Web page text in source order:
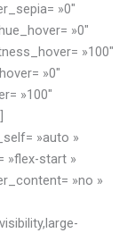
»0″
»0″
»100″
»0″
»100″
»auto »
»flex-start »
»no »